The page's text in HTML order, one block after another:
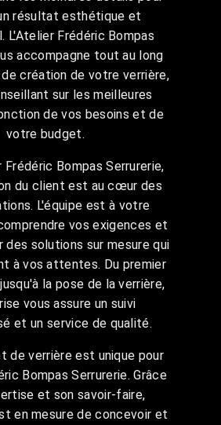
résultat esthétique et
L'Atelier Frédéric Bompas
accompagne tout au long
création de votre verrière,
sur les meilleures
de vos besoins et de
votre budget.
Frédéric Bompas Serrurerie,
du client est au cœur des
L'équipe est à votre
vos exigences et
des solutions sur mesure qui
à vos attentes. Du premier
la pose de la verrière,
vous assure un suivi
et un service de qualité.
de verrière est unique pour
Bompas Serrurerie. Grâce
et son savoir-faire,
en mesure de concevoir et